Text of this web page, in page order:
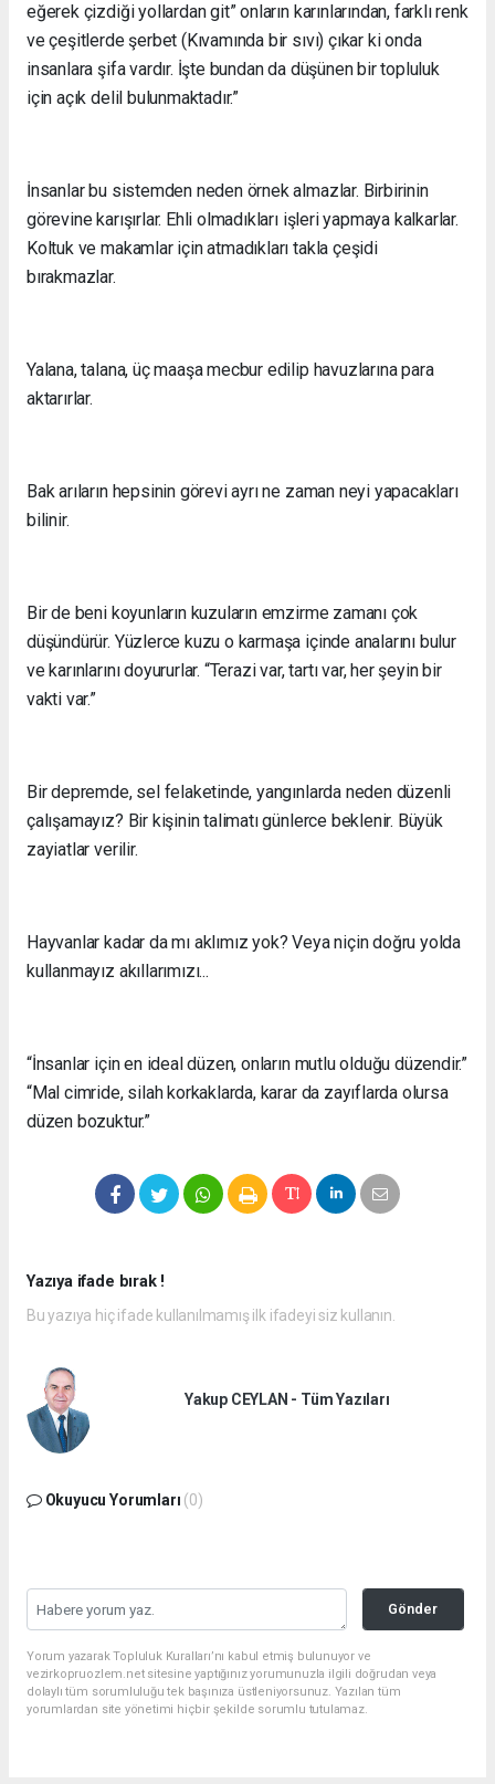
eğerek çizdiği yollardan git” onların karınlarından, farklı renk
ve çeşitlerde şerbet (Kıvamında bir sıvı) çıkar ki onda
insanlara şifa vardır. İşte bundan da düşünen bir topluluk
için açık delil bulunmaktadır.”
İnsanlar bu sistemden neden örnek almazlar. Birbirinin
görevine karışırlar. Ehli olmadıkları işleri yapmaya kalkarlar.
Koltuk ve makamlar için atmadıkları takla çeşidi
bırakmazlar.
Yalana, talana, üç maaşa mecbur edilip havuzlarına para
aktarırlar.
Bak arıların hepsinin görevi ayrı ne zaman neyi yapacakları
bilinir.
Bir de beni koyunların kuzuların emzirme zamanı çok
düşündürür. Yüzlerce kuzu o karmaşa içinde analarını bulur
ve karınlarını doyururlar. “Terazi var, tartı var, her şeyin bir
vakti var.”
Bir depremde, sel felaketinde, yangınlarda neden düzenli
çalışamayız? Bir kişinin talimatı günlerce beklenir. Büyük
zayiatlar verilir.
Hayvanlar kadar da mı aklımız yok? Veya niçin doğru yolda
kullanmayız akıllarımızı...
“İnsanlar için en ideal düzen, onların mutlu olduğu düzendir.”
“Mal cimride, silah korkaklarda, karar da zayıflarda olursa
düzen bozuktur.”
Yazıya ifade bırak !
Bu yazıya hiç ifade kullanılmamış ilk ifadeyi siz kullanın.
Yakup CEYLAN - Tüm Yazıları
Okuyucu Yorumları (0)
Gönder
Yorum yazarak Topluluk Kuralları’nı kabul etmiş bulunuyor ve
vezirkopruozlem.net sitesine yaptığınız yorumunuzla ilgili doğrudan veya
dolaylı tüm sorumluluğu tek başınıza üstleniyorsunuz. Yazılan tüm
yorumlardan site yönetimi hiçbir şekilde sorumlu tutulamaz.